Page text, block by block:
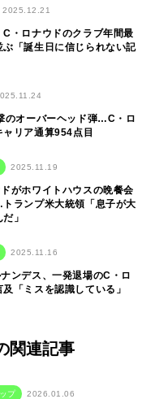
2025.12.21
C・ロナウドのクラブ年間最
ぶ「誕生日に信じられない記
のオーバーヘッド弾…C・ロ
ャリア通算954点目
2025.11.19
がホワイトハウスの晩餐会
ランプ米大統領「息子が大
」
2025.11.16
ンデス、一発退場のC・ロ
「ミスを認識している」
関連記事
プ 2026.01.06